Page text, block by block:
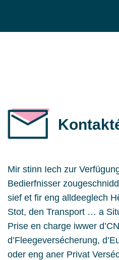
Mir stinn Iech zur
Bedierfnisser
sief et fir eng alldeeglech
Stot, den Transport … a
Prise en charge iwwer
d’Fleegeversécherung,
oder eng aner Privat